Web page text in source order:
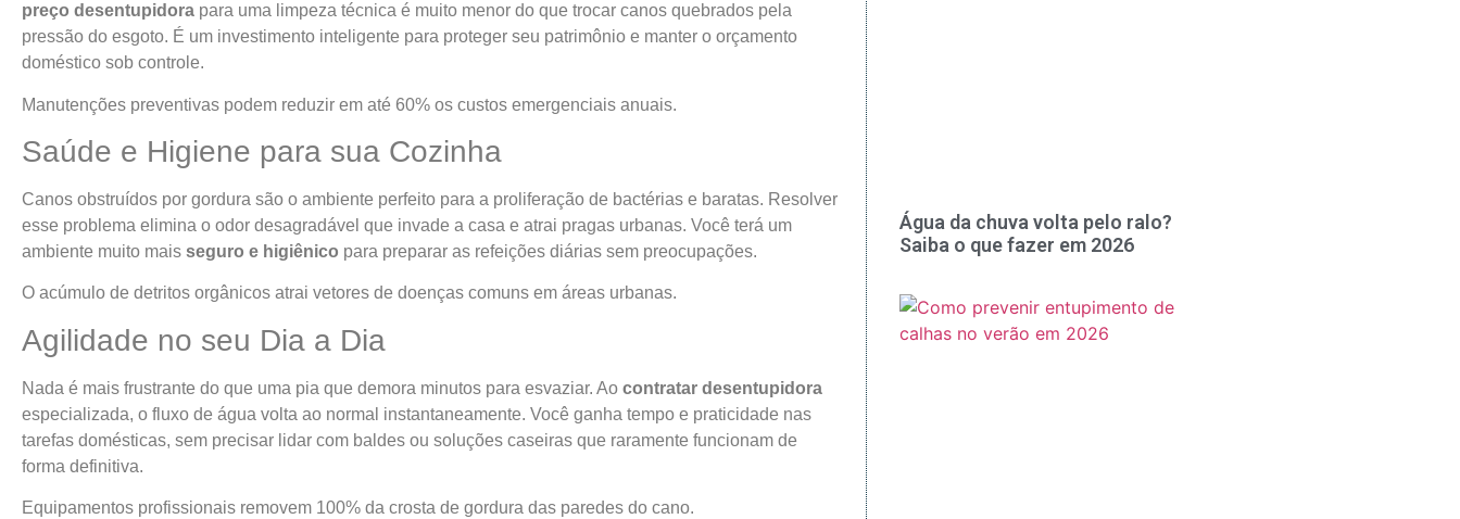
preço desentupidora para uma limpeza técnica é muito menor do que trocar canos quebrados pela
pressão do esgoto. É um investimento inteligente para proteger seu patrimônio e manter o orçamento
doméstico sob controle.
Manutenções preventivas podem reduzir em até 60% os custos emergenciais anuais.
Saúde e Higiene para sua Cozinha
Canos obstruídos por gordura são o ambiente perfeito para a proliferação de bactérias e baratas. Resolver
esse problema elimina o odor desagradável que invade a casa e atrai pragas urbanas. Você terá um
ambiente muito mais seguro e higiênico para preparar as refeições diárias sem preocupações.
O acúmulo de detritos orgânicos atrai vetores de doenças comuns em áreas urbanas.
Agilidade no seu Dia a Dia
Nada é mais frustrante do que uma pia que demora minutos para esvaziar. Ao contratar desentupidora
especializada, o fluxo de água volta ao normal instantaneamente. Você ganha tempo e praticidade nas
tarefas domésticas, sem precisar lidar com baldes ou soluções caseiras que raramente funcionam de
forma definitiva.
Equipamentos profissionais removem 100% da crosta de gordura das paredes do cano.
Água da chuva volta pelo ralo?
Saiba o que fazer em 2026